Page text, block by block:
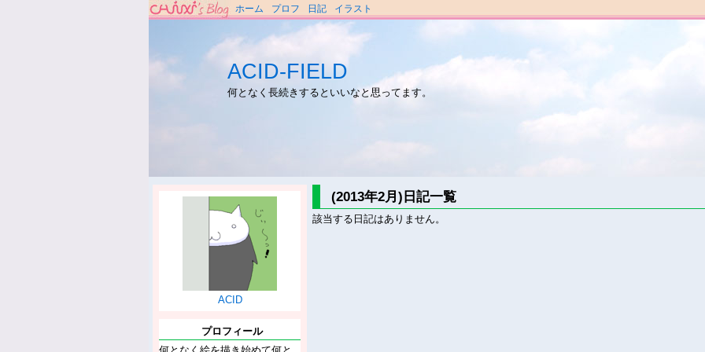
ホーム プロフ 日記 イラスト
ACID-FIELD
何となく長続きするといいなと思ってます。
ACID
プロフィール
(2013年2月)日記一覧
該当する日記はありません。